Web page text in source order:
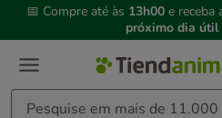
3,
mensagem,
📅 Compre até às 13h00 e receba
próximo dia útil